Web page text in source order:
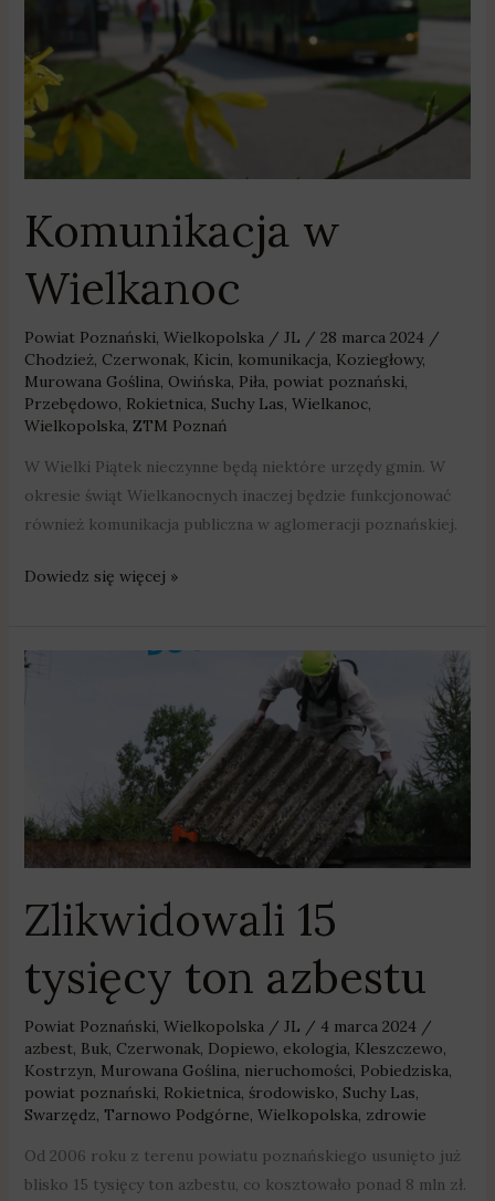
Komunikacja w
Wielkanoc
Powiat Poznański, Wielkopolska/ JL / 28 marca 2024 /
Chodzież, Czerwonak, Kicin, komunikacja, Koziegłowy,
Murowana Goślina, Owińska, Piła, powiat poznański,
Przebędowo, Rokietnica, Suchy Las, Wielkanoc,
Wielkopolska, ZTM Poznań
W Wielki Piątek nieczynne będą niektóre urzędy gmin. W
okresie świąt Wielkanocnych inaczej będzie funkcjonować
również komunikacja publiczna w aglomeracji poznańskiej.
Dowiedz się więcej »
Zlikwidowali 15
tysięcy ton azbestu
Powiat Poznański, Wielkopolska/ JL / 4 marca 2024 /
azbest, Buk, Czerwonak, Dopiewo, ekologia, Kleszczewo,
Kostrzyn, Murowana Goślina, nieruchomości, Pobiedziska,
powiat poznański, Rokietnica, środowisko, Suchy Las,
Swarzędz, Tarnowo Podgórne, Wielkopolska, zdrowie
Od 2006 roku z terenu powiatu poznańskiego usunięto już
blisko 15 tysięcy ton azbestu, co kosztowało ponad 8 mln zł.
Zlikwidowali